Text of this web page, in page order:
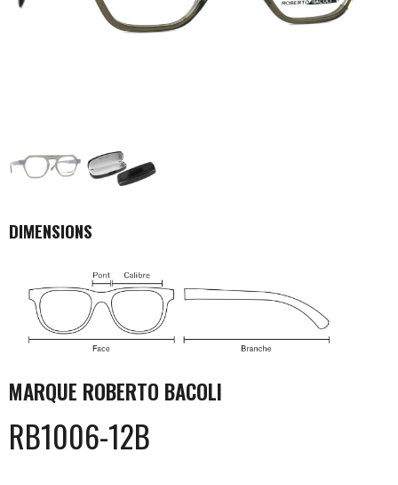
DIMENSIONS
MARQUE ROBERTO BACOLI
RB1006-12B